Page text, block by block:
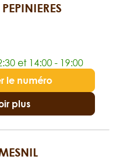
et 14:00 - 19:00
le numéro
plus